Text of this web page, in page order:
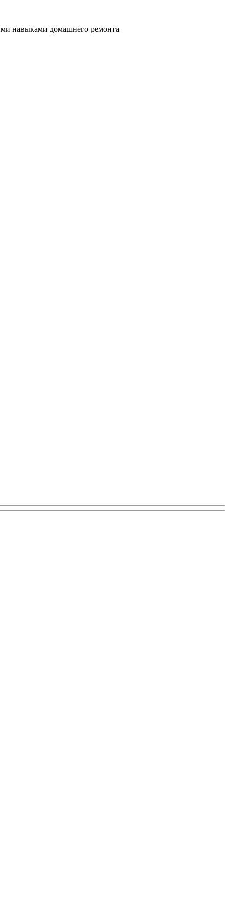
навыками домашнего ремонта